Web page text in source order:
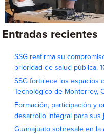
Entradas recientes
SSG reafirma su
prioridad de salud pública.
SSG fortalece los espacios
Tecnológico de Monterrey,
Formación, participación y
desarrollo integral para sus
Guanajuato sobresale en